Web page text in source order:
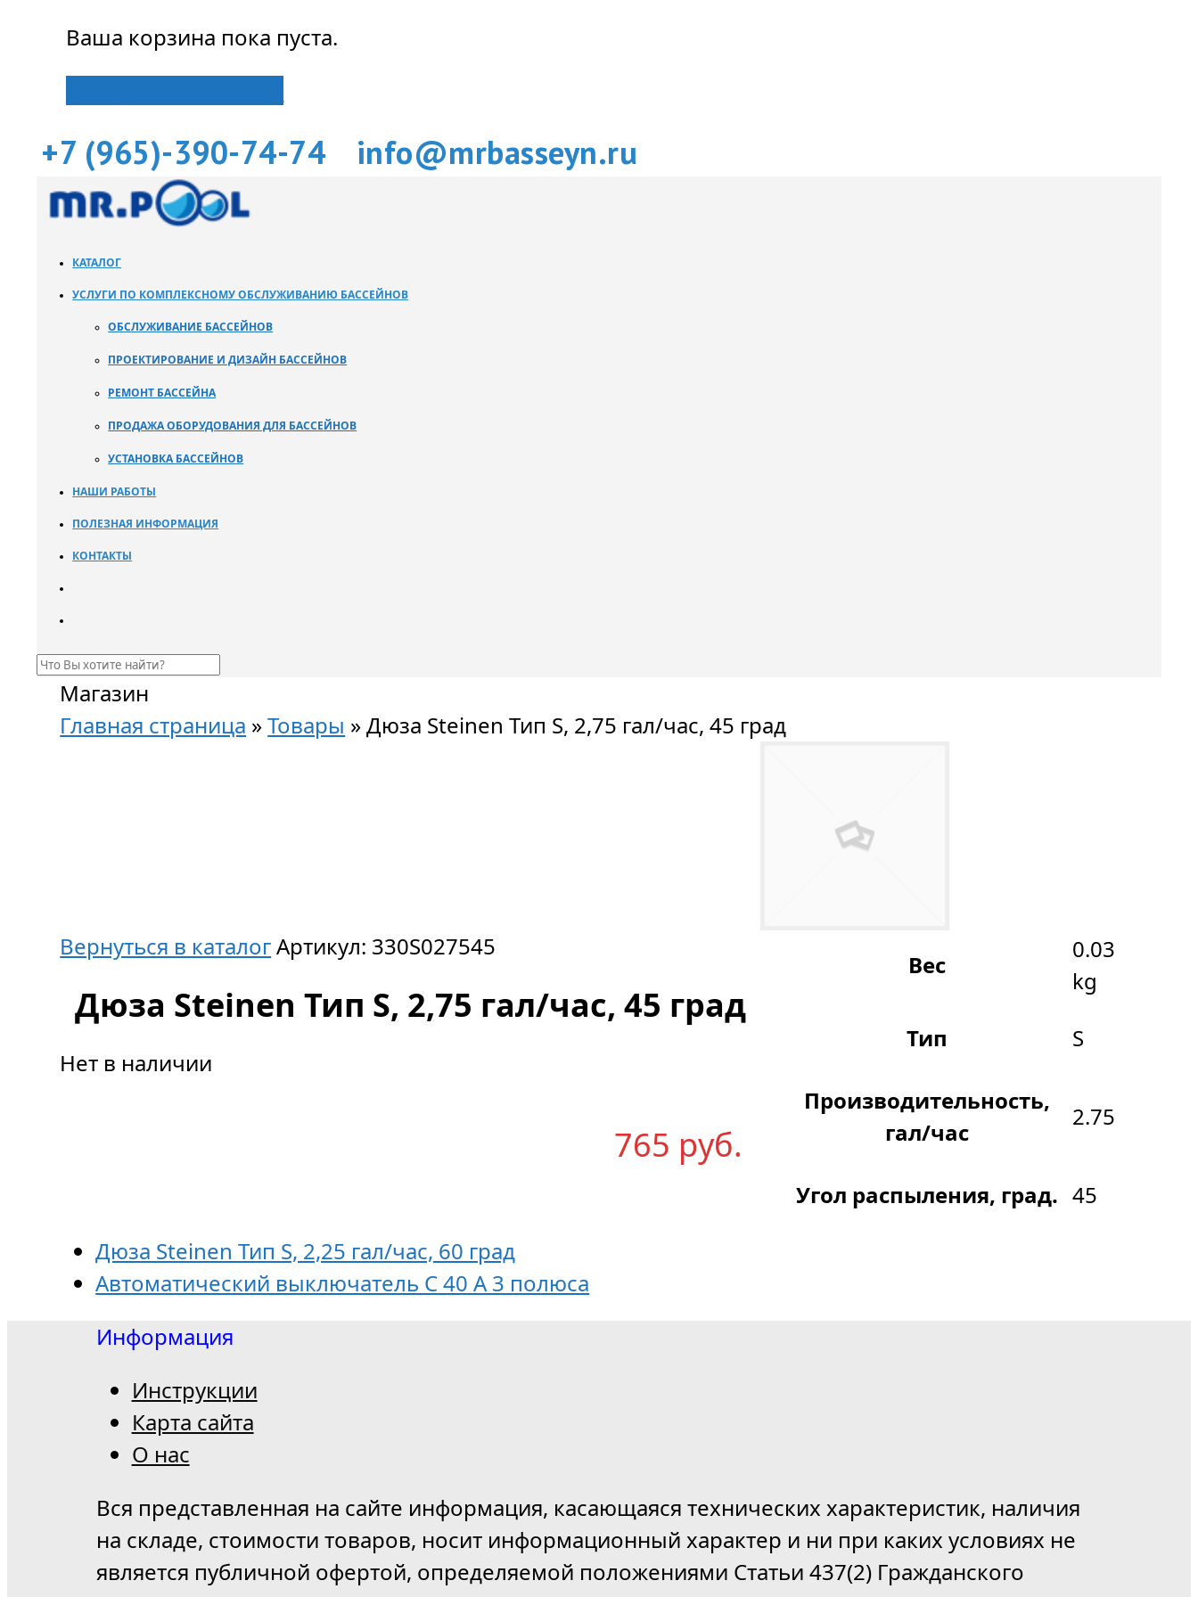
Ваша корзина пока пуста.
+7 (965)-390-74-74 info@mrbasseyn.ru
КАТАЛОГ
УСЛУГИ ПО КОМПЛЕКСНОМУ ОБСЛУЖИВАНИЮ БАССЕЙНОВ
ОБСЛУЖИВАНИЕ БАССЕЙНОВ
ПРОЕКТИРОВАНИЕ И ДИЗАЙН БАССЕЙНОВ
РЕМОНТ БАССЕЙНА
ПРОДАЖА ОБОРУДОВАНИЯ ДЛЯ БАССЕЙНОВ
УСТАНОВКА БАССЕЙНОВ
НАШИ РАБОТЫ
ПОЛЕЗНАЯ ИНФОРМАЦИЯ
КОНТАКТЫ
Магазин
Главная страница »Товары »Дюза Steinen Тип S, 2,75 гал/час, 45 град
Вернуться в каталогАртикул: 330S027545
Дюза Steinen Тип S, 2,75 гал/час, 45 град
Нет в наличии
765 руб.
Вес
0.03
kg
Тип
S
Производительность,
гал/час
2.75
Угол распыления, град. 45
Дюза Steinen Тип S, 2,25 гал/час, 60 град
Автоматический выключатель С 40 А 3 полюса
Информация
Инструкции
Карта сайта
О нас
Вся представленная на сайте информация, касающаяся технических характеристик, наличия
на складе, стоимости товаров, носит информационный характер и ни при каких условиях не
является публичной офертой, определяемой положениями Статьи 437(2) Гражданского